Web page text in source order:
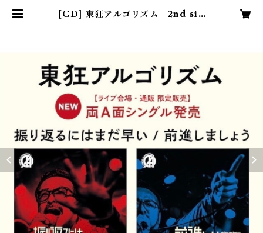
[CD] 東狂アルゴリズム 2nd sin